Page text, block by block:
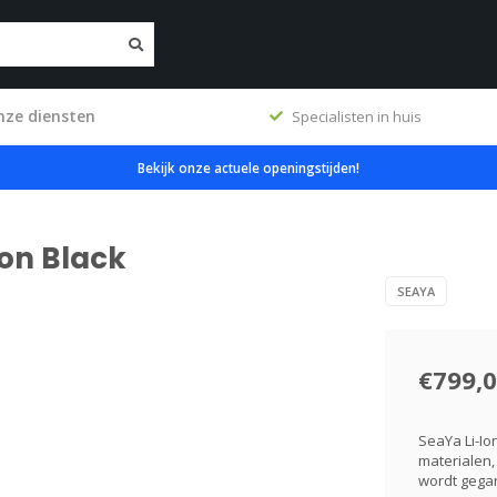
diensten Specialisten in huis
Bekijk onze actuele openingstijden!
Black
SEAYA
SeaYa Li-
wordt